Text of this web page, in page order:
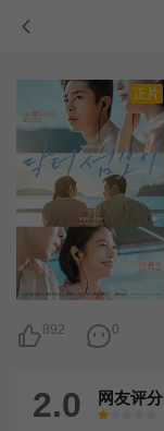
正片
892 0
2.0 网友评分
很差
较差还行推荐
力荐